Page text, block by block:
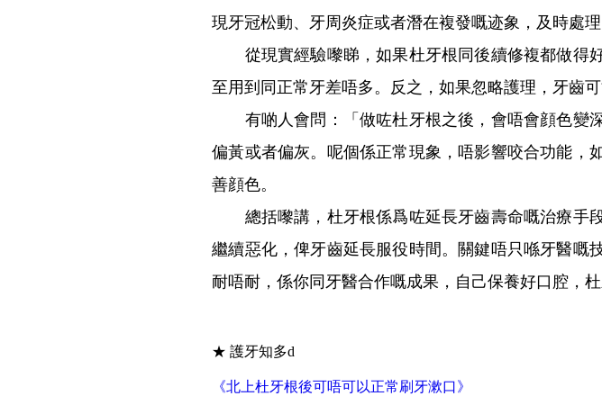
現牙冠松動、牙周炎症或者潛在複發嘅迹象，及時處理
從現實經驗嚟睇，如果杜牙根同後續修複都做得
至用到同正常牙差唔多。反之，如果忽略護理，牙齒
有啲人會問：「做咗杜牙根之後，會唔會顔色變
偏黃或者偏灰。呢個係正常現象，唔影響咬合功能，
善顔色。
總括嚟講，杜牙根係爲咗延長牙齒壽命嘅治療手
繼續惡化，俾牙齒延長服役時間。關鍵唔只喺牙醫嘅
耐唔耐，係你同牙醫合作嘅成果，自己保養好口腔，
★ 護牙知多d
《北上杜牙根後可唔可以正常刷牙漱口》